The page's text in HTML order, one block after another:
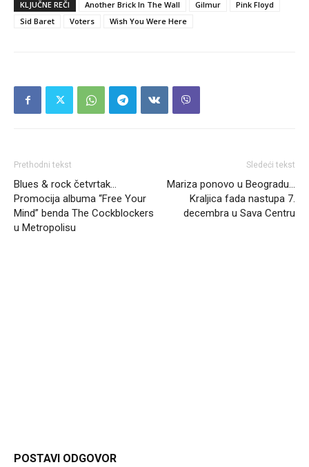
KLJUČNE REČI Another Brick In The Wall Gilmur
Pink Floyd
Sid Baret
Voters Wish You Were Here
Prethodni tekst
Blues & rock četvrtak…
Promocija albuma “Free Your
Mind” benda The Cockblockers
u Metropolisu
Sledeći tekst
Mariza ponovo u Beogradu…
Kraljica fada nastupa 7.
decembra u Sava Centru
POSTAVI ODGOVOR